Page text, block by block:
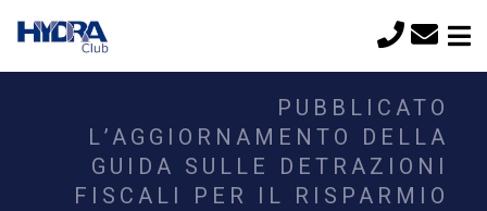
PUBBLICATO
L’AGGIORNAMENTO DELLA
GUIDA SULLE DETRAZIONI
FISCALI PER IL RISPARMIO